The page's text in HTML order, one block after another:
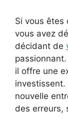
Si vous
vous avez
décidant de
il offre une
nouvelle
des erreurs,